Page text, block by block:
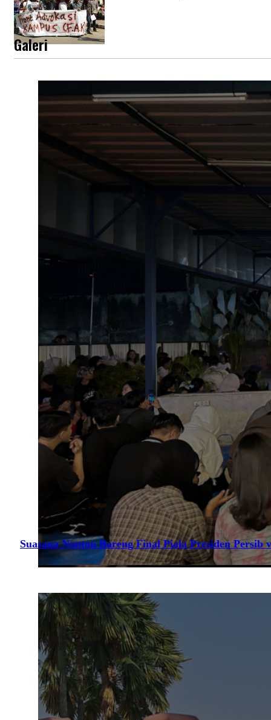
Galeri
Suasana Nonton Bareng Final Piala Presiden Persib